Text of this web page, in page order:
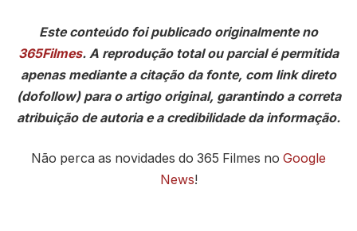
Este conteúdo foi publicado originalmente no
365Filmes. A reprodução total ou parcial é permitida
apenas mediante a citação da fonte, com link direto
(dofollow) para o artigo original, garantindo a correta
atribuição de autoria e a credibilidade da informação.
Não perca as novidades do 365 Filmes no Google
News!